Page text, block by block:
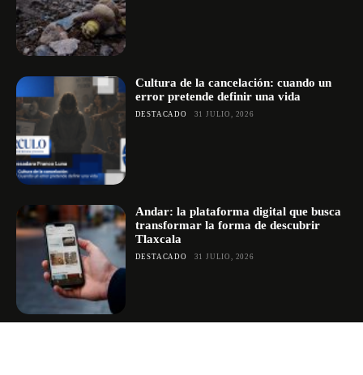
Cultura de la cancelación: cuando un
error pretende definir una vida
DESTACADO 31 JULIO, 2026
Andar: la plataforma digital que busca
transformar la forma de descubrir
Tlaxcala
DESTACADO 31 JULIO, 2026